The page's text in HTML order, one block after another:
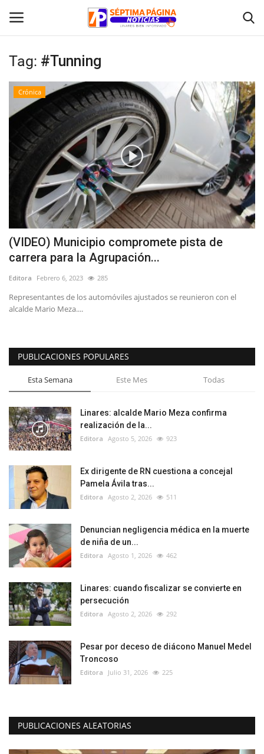
Inicio
Crónica
Policial
Tribunales
Deporte
Política
Espectáculos
Tag: #Tunning
Crónica
(VIDEO) Municipio compromete pista de
carrera para la Agrupación...
Editora Febrero 6, 2023 285
Representantes de los automóviles ajustados se reunieron con el
alcalde Mario Meza....
PUBLICACIONES POPULARES
Esta Semana Este Mes Todas
Linares: alcalde Mario Meza confirma
realización de la...
Editora Agosto 5, 2026 923
Ex dirigente de RN cuestiona a concejal
Pamela Ávila tras...
Editora Agosto 2, 2026 511
Denuncian negligencia médica en la muerte
de niña de un...
Editora Agosto 1, 2026 462
Linares: cuando fiscalizar se convierte en
persecución
Editora Agosto 2, 2026 292
Pesar por deceso de diácono Manuel Medel
Troncoso
Editora Julio 31, 2026 225
PUBLICACIONES ALEATORIAS